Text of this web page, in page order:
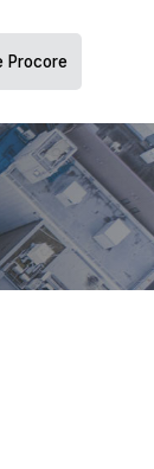
Procore